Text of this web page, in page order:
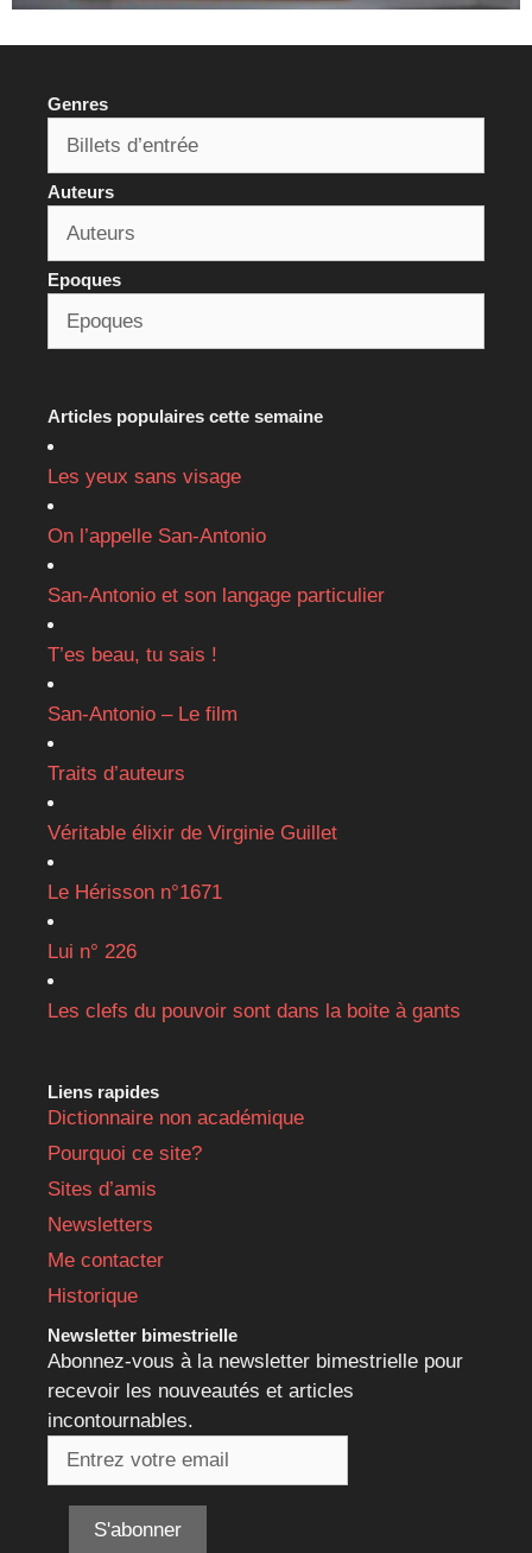
Genres
Auteurs
Epoques
Articles populaires cette semaine
Les yeux sans visage
On l’appelle San-Antonio
San-Antonio et son langage particulier
T’es beau, tu sais !
San-Antonio – Le film
Traits d’auteurs
Véritable élixir de Virginie Guillet
Le Hérisson n°1671
Lui n° 226
Les clefs du pouvoir sont dans la boite à gants
Liens rapides
Dictionnaire non académique
Pourquoi ce site?
Sites d’amis
Newsletters
Me contacter
Historique
Newsletter bimestrielle
Abonnez-vous à la newsletter bimestrielle pour
recevoir les nouveautés et articles
incontournables.